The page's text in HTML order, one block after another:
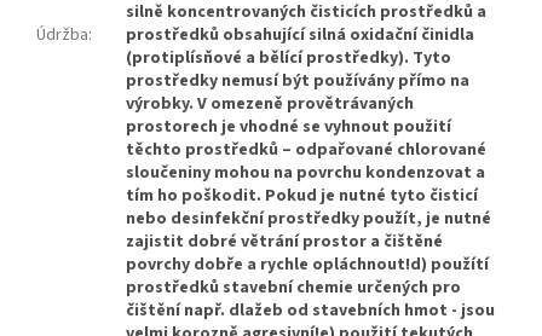
Údržba:
silně koncentrovaných čisticích prostředků a
prostředků obsahující silná oxidační činidla
(protiplísňové a bělící prostředky). Tyto
prostředky nemusí být používány přímo na
výrobky. V omezeně provětrávaných
prostorech je vhodné se vyhnout použití
těchto prostředků – odpařované chlorované
sloučeniny mohou na povrchu kondenzovat a
tím ho poškodit. Pokud je nutné tyto čisticí
nebo desinfekční prostředky použít, je nutné
zajistit dobré větrání prostor a čištěné
povrchy dobře a rychle opláchnout!d) použítí
prostředků stavební chemie určených pro
čištění např. dlažeb od stavebních hmot - jsou